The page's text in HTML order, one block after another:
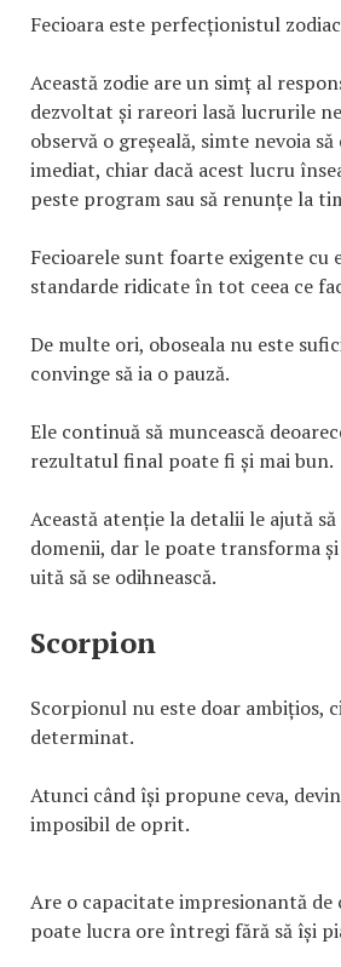
Fecioara este perfecționistul
Această zodie are un simț al
dezvoltat și rareori lasă lucrurile
observă o greșeală, simte nevoia
imediat, chiar dacă acest lucru
peste program sau să renunțe la
Fecioarele sunt foarte exigente cu
standarde ridicate în tot ceea ce
De multe ori, oboseala nu este
convinge să ia o pauză.
Ele continuă să muncească
rezultatul final poate fi și mai bun.
Această atenție la detalii le ajută
domenii, dar le poate transforma
uită să se odihnească.
Scorpion
Scorpionul nu este doar ambițios,
determinat.
Atunci când își propune ceva,
imposibil de oprit.
Are o capacitate impresionantă de
poate lucra ore întregi fără să își